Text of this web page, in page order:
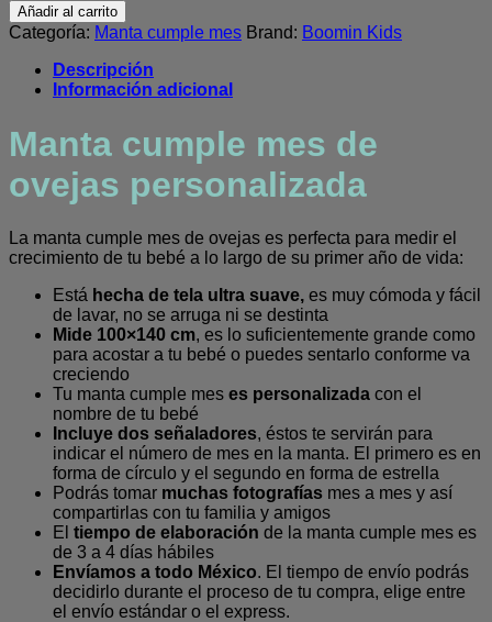
cumple
mes
de
ovejas
personalizada
cantidad
Añadir al carrito
Categoría: Manta cumple mes Brand: Boomin Kids
Descripción
Información adicional
Manta cumple mes de
ovejas personalizada
La manta cumple mes de ovejas es perfecta para medir el
crecimiento de tu bebé a lo largo de su primer año de vida:
Está hecha de tela ultra suave, es muy cómoda y fácil
de lavar, no se arruga ni se destinta
Mide 100×140 cm, es lo suficientemente grande como
para acostar a tu bebé o puedes sentarlo conforme va
creciendo
Tu manta cumple mes es personalizada con el
nombre de tu bebé
Incluye dos señaladores, éstos te servirán para
indicar el número de mes en la manta. El primero es en
forma de círculo y el segundo en forma de estrella
Podrás tomar muchas fotografías mes a mes y así
compartirlas con tu familia y amigos
El tiempo de elaboración de la manta cumple mes es
de 3 a 4 días hábiles
Envíamos a todo México. El tiempo de envío podrás
decidirlo durante el proceso de tu compra, elige entre
el envío estándar o el express.